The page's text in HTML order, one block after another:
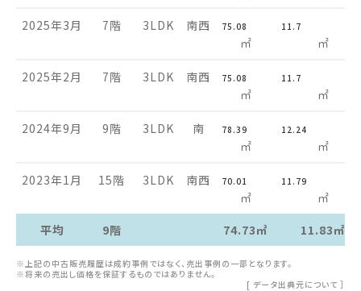
2025年3月 7階 3LDK 南西 75.08
㎡
11.7
㎡
2025年2月 7階 3LDK 南西 75.08
㎡
11.7
㎡
2024年9月 9階 3LDK 南 78.39
㎡
12.24
㎡
2023年1月 15階 3LDK 南西 70.01
㎡
11.79
㎡
平均
9階 74.73㎡ 11.83㎡
※上記の中古販売履歴は成約事例ではなく、売出事例の一部となります。
※将来の売出し価格を保証するものではありません。
[ データ出典元について ］